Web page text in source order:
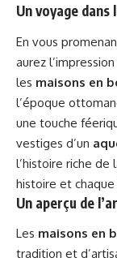
Un voyage dans
En vous
aurez
les maisons en
l’époque
une touche
vestiges d’un
l’histoire riche de
histoire et
Un aperçu de
Les maisons en
tradition et